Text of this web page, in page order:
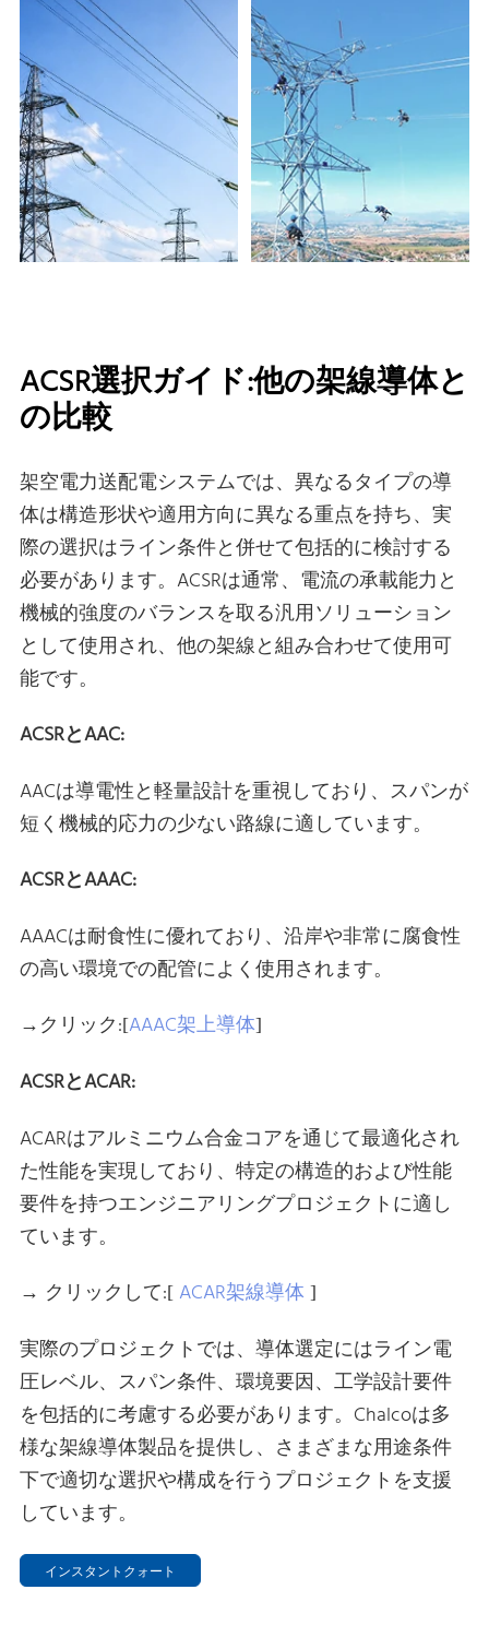
ACSR選択ガイド:他の架線導体と
の比較
架空電力送配電システムでは、異なるタイプの導
体は構造形状や適用方向に異なる重点を持ち、実
際の選択はライン条件と併せて包括的に検討する
必要があります。ACSRは通常、電流の承載能力と
機械的強度のバランスを取る汎用ソリューション
として使用され、他の架線と組み合わせて使用可
能です。
ACSRとAAC:
AACは導電性と軽量設計を重視しており、スパンが
短く機械的応力の少ない路線に適しています。
ACSRとAAAC:
AAACは耐食性に優れており、沿岸や非常に腐食性
の高い環境での配管によく使用されます。
→クリック:[AAAC架上導体]
ACSRとACAR:
ACARはアルミニウム合金コアを通じて最適化され
た性能を実現しており、特定の構造的および性能
要件を持つエンジニアリングプロジェクトに適し
ています。
→ クリックして:[ ACAR架線導体 ]
実際のプロジェクトでは、導体選定にはライン電
圧レベル、スパン条件、環境要因、工学設計要件
を包括的に考慮する必要があります。Chalcoは多
様な架線導体製品を提供し、さまざまな用途条件
下で適切な選択や構成を行うプロジェクトを支援
しています。
インスタントクォート